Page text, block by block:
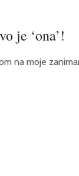
je ‘ona’!
na moje